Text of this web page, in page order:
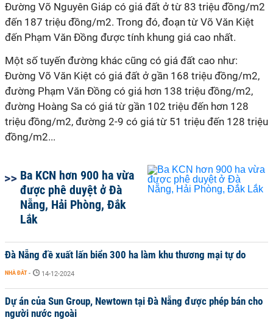
Đường Võ Nguyên Giáp có giá đất ở từ 83 triệu đồng/m2
đến 187 triệu đồng/m2. Trong đó, đoạn từ Võ Văn Kiệt
đến Phạm Văn Đồng được tính khung giá cao nhất.
Một số tuyến đường khác cũng có giá đất cao như:
Đường Võ Văn Kiệt có giá đất ở gần 168 triệu đồng/m2,
đường Phạm Văn Đồng có giá hơn 138 triệu đồng/m2,
đường Hoàng Sa có giá từ gần 102 triệu đến hơn 128
triệu đồng/m2, đường 2-9 có giá từ 51 triệu đến 128 triệu
đồng/m2...
Ba KCN hơn 900 ha vừa
được phê duyệt ở Đà
Nẵng, Hải Phòng, Đắk
Lắk
Đà Nẵng đề xuất lấn biển 300 ha làm khu thương mại tự do
NHÀ ĐẤT - 14-12-2024
Dự án của Sun Group, Newtown tại Đà Nẵng được phép bán cho
người nước ngoài